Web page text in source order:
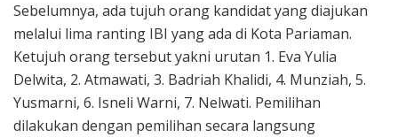
Sebelumnya, ada tujuh orang kandidat yang diajukan
melalui lima ranting IBI yang ada di Kota Pariaman.
Ketujuh orang tersebut yakni urutan 1. Eva Yulia
Delwita, 2. Atmawati, 3. Badriah Khalidi, 4. Munziah, 5.
Yusmarni, 6. Isneli Warni, 7. Nelwati. Pemilihan
dilakukan dengan pemilihan secara langsung